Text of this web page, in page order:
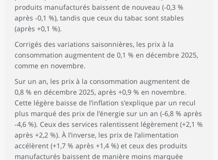
produits manufacturés baissent de nouveau (‑0,3 %
après ‑0,1 %), tandis que ceux du tabac sont stables
(après +0,1 %).
Corrigés des variations saisonnières, les prix à la
consommation augmentent de 0,1 % en décembre 2025,
comme en novembre.
Sur un an, les prix à la consommation augmentent de
0,8 % en décembre 2025, après +0,9 % en novembre.
Cette légère baisse de l’inflation s’explique par un recul
plus marqué des prix de l’énergie sur un an (‑6,8 % après
‑4,6 %). Ceux des services ralentissent légèrement (+2,1 %
après +2,2 %). À l’inverse, les prix de l’alimentation
accélèrent (+1,7 % après +1,4 %) et ceux des produits
manufacturés baissent de manière moins marquée